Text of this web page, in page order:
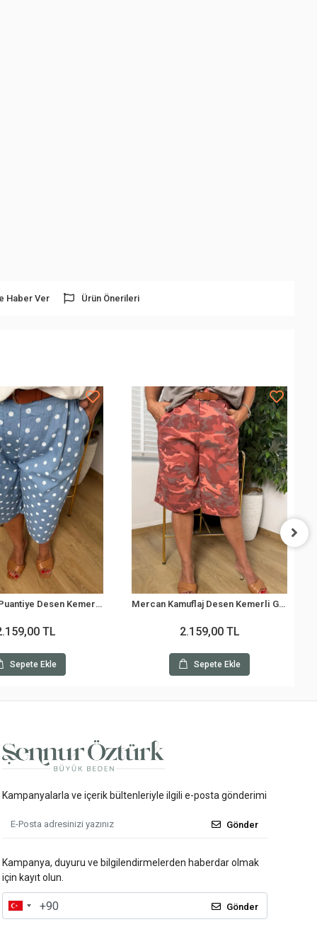
Haber Ver Ürün Önerileri
Buz Mavisi Puantiye Desen Kemerli Kot Kapri 8807
TL
Sepete Ekle
Mercan Kamuflaj Desen Kemerli Gabardin Kapri 8807
2.159,00 TL
Sepete Ekle
Kampanyalarla ve içerik bültenleriyle ilgili e-posta gönderimi
Gönder
Kampanya, duyuru ve bilgilendirmelerden haberdar olmak
için kayıt olun.
Gönder